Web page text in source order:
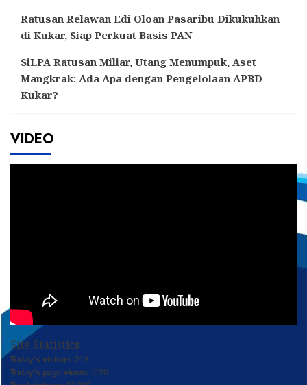
Ratusan Relawan Edi Oloan Pasaribu Dikukuhkan
di Kukar, Siap Perkuat Basis PAN
SiLPA Ratusan Miliar, Utang Menumpuk, Aset
Mangkrak: Ada Apa dengan Pengelolaan APBD
Kukar?
VIDEO
Site Statistics
Today's visitors:218
Today's page views: :220